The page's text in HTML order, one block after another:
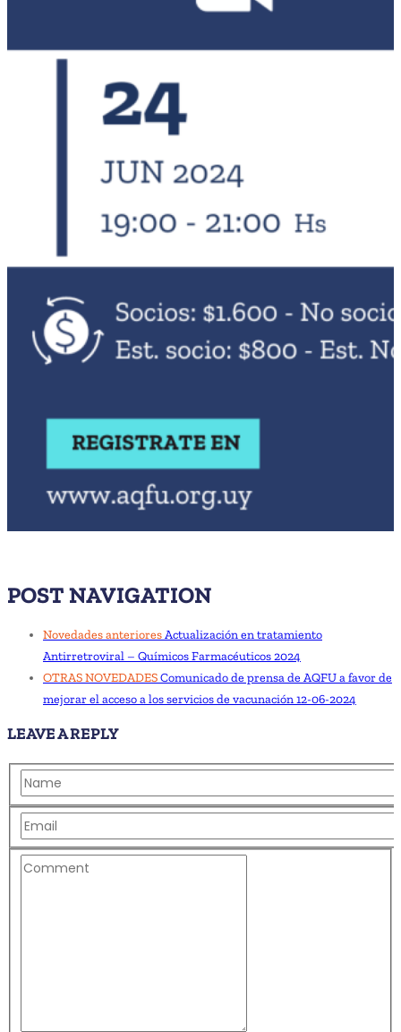
POST NAVIGATION
Novedades anterioresActualización en tratamiento
Antirretroviral – Químicos Farmacéuticos 2024
OTRAS NOVEDADESComunicado de prensa de AQFU a favor de
mejorar el acceso a los servicios de vacunación 12-06-2024
LEAVE A REPLY